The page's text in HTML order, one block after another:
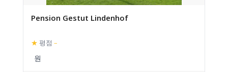
Pension Gestut Lindenhof
★ 평점 –